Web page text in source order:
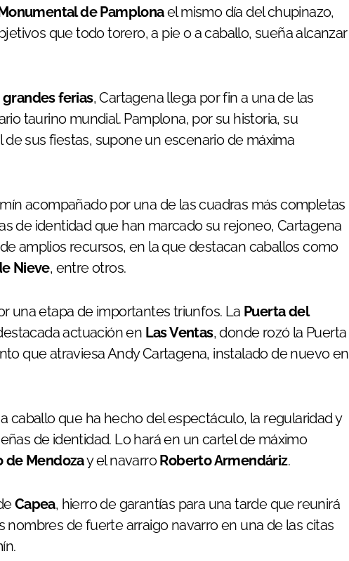
de Pamplonael mismo día del chupinazo,
que todo torero, a pie o a caballo, sueña alcanzar
ferias, Cartagena llega por fin a una de las
taurino mundial. Pamplona, por su historia, su
sus fiestas, supone un escenario de máxima
acompañado por una de las cuadras más completas
de identidad que han marcado su rejoneo, Cartagena
amplios recursos, en la que destacan caballos como
Nieve, entre otros.
una etapa de importantes triunfos. La Puerta del
actuación en Las Ventas, donde rozó la Puerta
que atraviesa Andy Cartagena, instalado de nuevo en
caballo que ha hecho del espectáculo, la regularidad y
de identidad. Lo hará en un cartel de máximo
de Mendozay el navarroRoberto Armendáriz.
Capea, hierro de garantías para una tarde que reunirá
de fuerte arraigo navarro en una de las citas